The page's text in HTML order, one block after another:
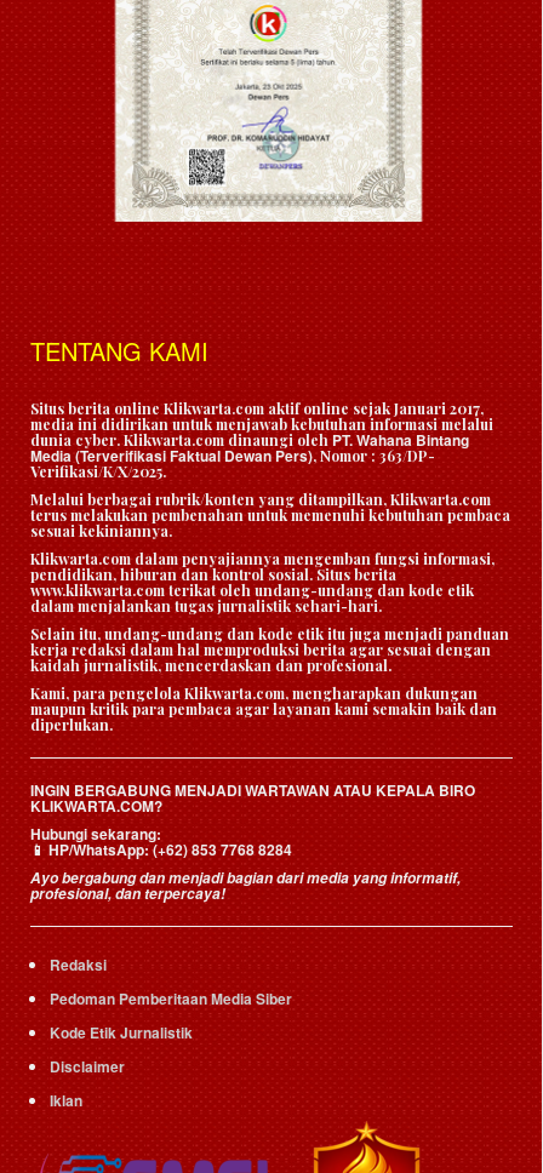
TENTANG KAMI
Situs berita online Klikwarta.com aktif online sejak Januari 2017,
media ini didirikan untuk menjawab kebutuhan informasi melalui
dunia cyber. Klikwarta.com dinaungi oleh PT. Wahana Bintang
Media (Terverifikasi Faktual Dewan Pers), Nomor : 363/DP-
Verifikasi/K/X/2025.
Melalui berbagai rubrik/konten yang ditampilkan, Klikwarta.com
terus melakukan pembenahan untuk memenuhi kebutuhan pembaca
sesuai kekiniannya.
Klikwarta.com dalam penyajiannya mengemban fungsi informasi,
pendidikan, hiburan dan kontrol sosial. Situs berita
www.klikwarta.com terikat oleh undang-undang dan kode etik
dalam menjalankan tugas jurnalistik sehari-hari.
Selain itu, undang-undang dan kode etik itu juga menjadi panduan
kerja redaksi dalam hal memproduksi berita agar sesuai dengan
kaidah jurnalistik, mencerdaskan dan profesional.
Kami, para pengelola Klikwarta.com, mengharapkan dukungan
maupun kritik para pembaca agar layanan kami semakin baik dan
diperlukan.
INGIN BERGABUNG MENJADI WARTAWAN ATAU KEPALA BIRO
KLIKWARTA.COM?
Hubungi sekarang:
📱HP/WhatsApp:(+62) 853 7768 8284
Ayo bergabung dan menjadi bagian dari media yang informatif,
profesional, dan terpercaya!
Redaksi
Pedoman Pemberitaan Media Siber
Kode Etik Jurnalistik
Disclaimer
Iklan